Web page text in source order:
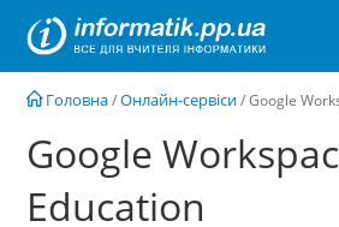
Перейти
вмісту
Головна/Онлайн-сервіси/Google
Google
Education